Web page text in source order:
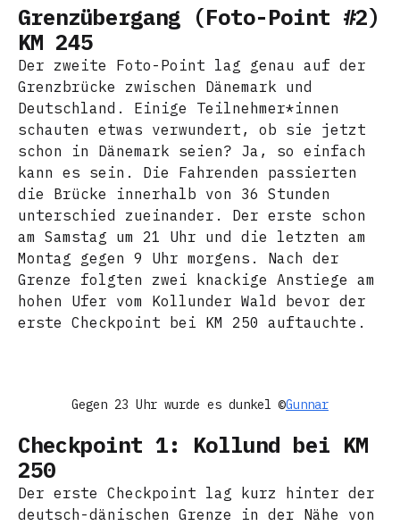
Grenzübergang (Foto-Point #2)
KM 245
Der zweite Foto-Point lag genau auf der
Grenzbrücke zwischen Dänemark und
Deutschland. Einige Teilnehmer*innen
schauten etwas verwundert, ob sie jetzt
schon in Dänemark seien? Ja, so einfach
kann es sein. Die Fahrenden passierten
die Brücke innerhalb von 36 Stunden
unterschied zueinander. Der erste schon
am Samstag um 21 Uhr und die letzten am
Montag gegen 9 Uhr morgens. Nach der
Grenze folgten zwei knackige Anstiege am
hohen Ufer vom Kollunder Wald bevor der
erste Checkpoint bei KM 250 auftauchte.
Gegen 23 Uhr wurde es dunkel ©Gunnar
Checkpoint 1: Kollund bei KM
250
Der erste Checkpoint lag kurz hinter der
deutsch-dänischen Grenze in der Nähe von